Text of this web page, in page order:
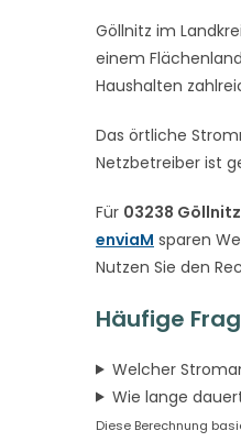
Göllnitz im
einem
Haushalten
Das örtliche
Netzbetreiber ist
Für 03238 Göllnitz
enviaM sparen
Nutzen Sie den
Häufige
Welcher
Wie lange
Diese Berechnung